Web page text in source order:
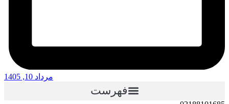
مرداد 10, 1405
فهرست